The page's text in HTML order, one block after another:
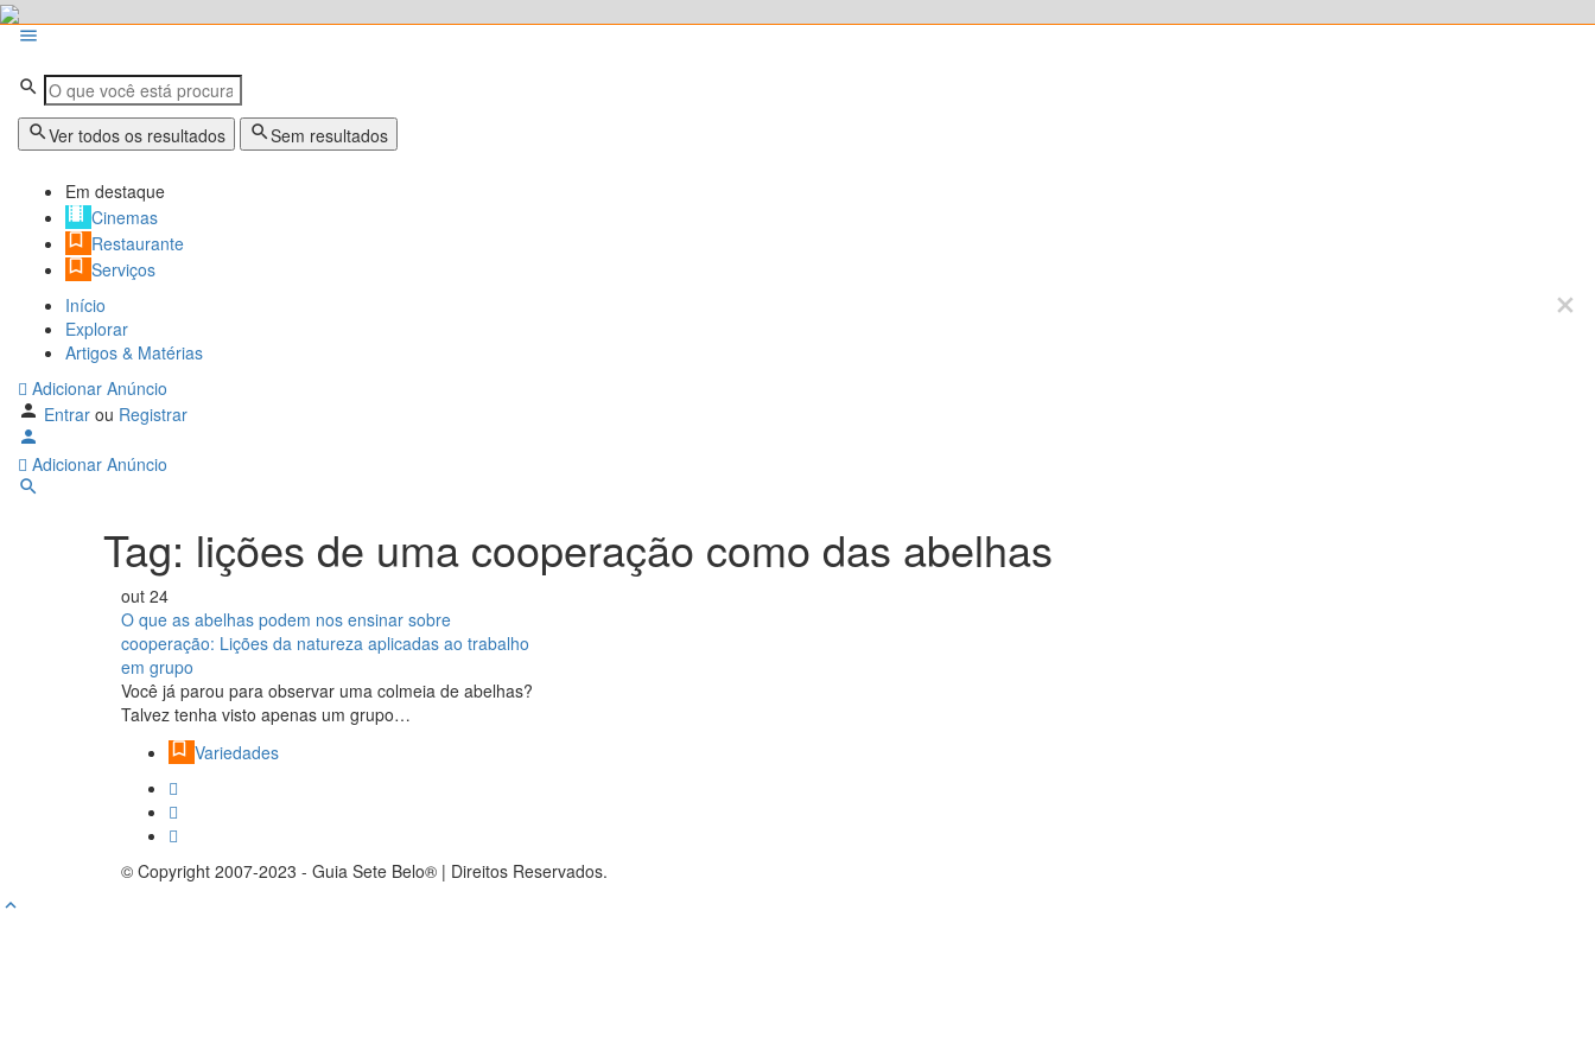
Ver todos os resultados Sem resultados
Em destaque
Cinemas
Restaurante
Serviços
Início
Explorar
Artigos & Matérias
Adicionar Anúncio
Entrar ou Registrar
Adicionar Anúncio
Tag: lições de uma cooperação como das abelhas
out 24
O que as abelhas podem nos ensinar sobre
cooperação: Lições da natureza aplicadas ao trabalho
em grupo
Você já parou para observar uma colmeia de abelhas?
Talvez tenha visto apenas um grupo…
Variedades
© Copyright 2007-2023 - Guia Sete Belo® | Direitos Reservados.